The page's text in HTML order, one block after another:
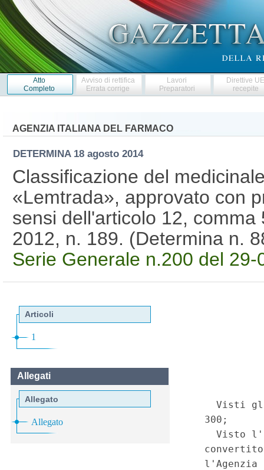
Atto
Completo
Avviso di rettifica
Errata corrige
Lavori
Preparatori
Direttive
recepite
AGENZIA ITALIANA DEL FARMACO
DETERMINA 18 agosto 2014
Classificazione del
«Lemtrada», approvato con
sensi dell'articolo 12,
2012, n. 189. (Determina n.
Serie Generale n.200 del 29-